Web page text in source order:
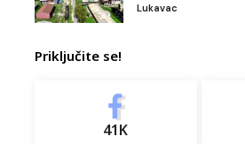
Lukavac
Priključite se!
41K